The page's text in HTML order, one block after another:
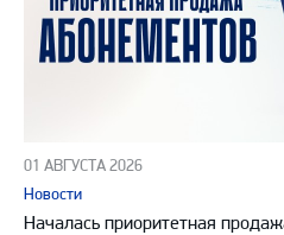
01 АВГУСТА 2026
Новости
Началась приоритетная